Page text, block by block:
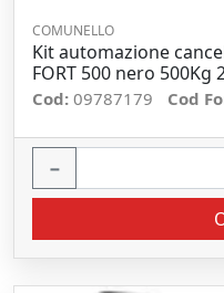
COMUNELLO
Kit automazione
FORT 500 nero 500Kg
Cod: 09787179 Cod
−